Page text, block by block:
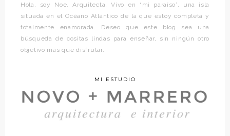
Hola, soy Noe. Arquitecta. Vivo en “mi paraíso”, una isla
situada en el Océano Atlántico de la que estoy completa y
totalmente enamorada. Deseo que este blog sea una
búsqueda de cositas lindas para enseñar, sin ningún otro
objetivo más que disfrutar.
MI ESTUDIO